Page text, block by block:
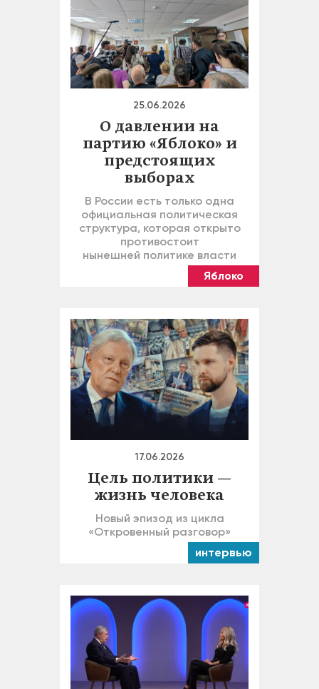
25.06.2026
О давлении на
партию «Яблоко» и
предстоящих
выборах
В России есть только одна
официальная политическая
структура, которая открыто
противостоит
нынешней политике власти
Яблоко
17.06.2026
Цель политики —
жизнь человека
Новый эпизод из цикла
«Откровенный разговор»
интервью